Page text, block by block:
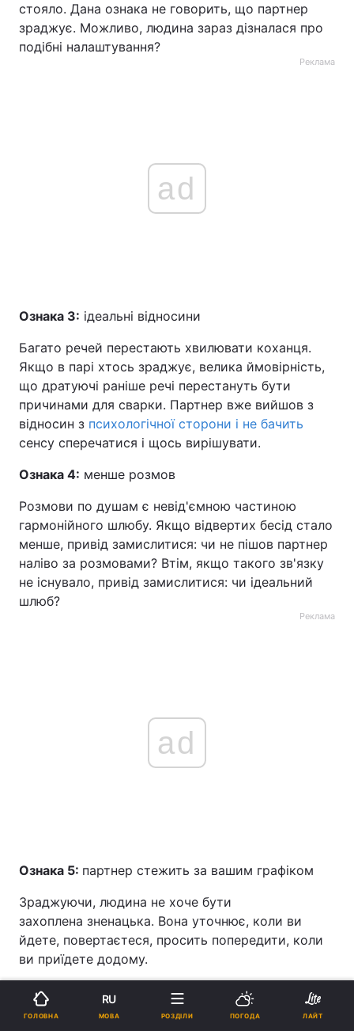
стояло. Дана ознака не говорить, що партнер
зраджує. Можливо, людина зараз дізналася про
подібні налаштування?
Реклама
ad
Ознака 3: ідеальні відносини
Багато речей перестають хвилювати коханця.
Якщо в парі хтось зраджує, велика ймовірність,
що дратуючі раніше речі перестануть бути
причинами для сварки. Партнер вже вийшов з
відносин з психологічної сторони і не бачить
сенсу сперечатися і щось вирішувати.
Ознака 4: менше розмов
Розмови по душам є невід'ємною частиною
гармонійного шлюбу. Якщо відвертих бесід стало
менше, привід замислитися: чи не пішов партнер
наліво за розмовами? Втім, якщо такого зв'язку
не існувало, привід замислитися: чи ідеальний
шлюб?
Реклама
ad
Ознака 5: партнер стежить за вашим графіком
Зраджуючи, людина не хоче бути
захоплена зненацька. Вона уточнює, коли ви
йдете, повертаєтеся, просить попередити, коли
ви приїдете додому.
Ознака 6:
роздратування і злість
Нерви — ось основний приплив емоцій коханця.
ГОЛОВНА
RU
МОВА РОЗДІЛИ ПОГОДА ЛАЙТ